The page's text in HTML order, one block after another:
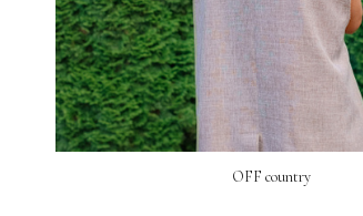
OFF country